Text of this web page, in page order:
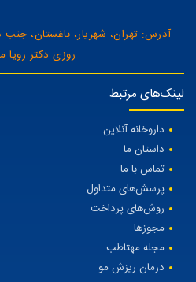
آدرس: تهران، شهریار، باغستان، جنب
روزی دکتر رویا
لینک‌های مرتبط
داروخانه آنلاین
داستان ما
تماس با ما
پرسش‌های متداول
روش‌های پرداخت
مجوزها
مجله مهتاطب
درمان ریزش مو